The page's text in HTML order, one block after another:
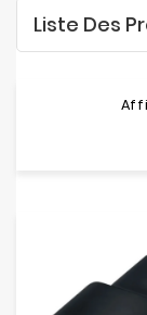
Réseau
Liste Des